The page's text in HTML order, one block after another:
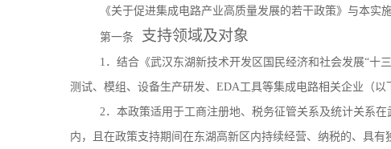
《关于促进集成电路产业高质量发展的若干政策》与本实
第一条 支持领域及对象
1．结合《武汉东湖新技术开发区国民经济和社会发展“十
测试、模组、设备生产研发、EDA工具等集成电路相关企业（以
2．本政策适用于工商注册地、税务征管关系及统计关系
内，且在政策支持期间在东湖高新区内持续经营、纳税的、具有